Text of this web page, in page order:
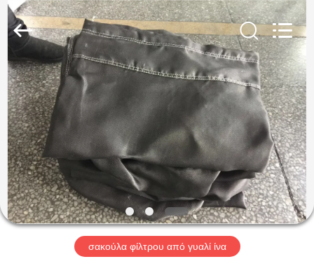
ΣΠΊΤΙ
ΠΡΟΪΌΝΤΑ
ΣΧΕΤΙΚΆ
ΜΕ
ΕΜΆΣ
Anhui
Filter
Environmental
Technology
Co.,Ltd..
Reserved.
σακούλα φίλτρου από γυαλί ίνα